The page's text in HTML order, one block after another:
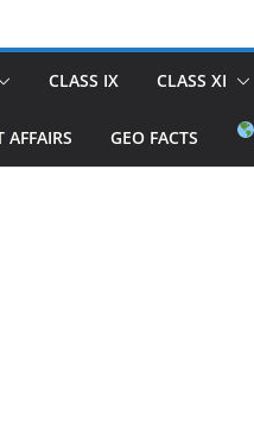
CLASS IX CLASS XI
AFFAIRS GEO FACTS